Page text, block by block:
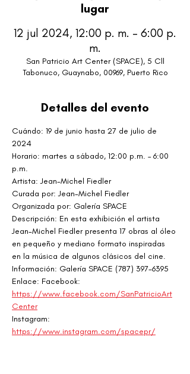
lugar
12 jul 2024, 12:00 p. m. – 6:00 p.
m.
San Patricio Art Center (SPACE), 5 Cll
Tabonuco, Guaynabo, 00969, Puerto Rico
Detalles del evento
Cuándo: 19 de junio hasta 27 de julio de
2024
Horario: martes a sábado, 12:00 p.m. – 6:00
p.m.
Artista: Jean-Michel Fiedler
Curada por: Jean-Michel Fiedler
Organizada por: Galería SPACE
Descripción: En esta exhibición el artista
Jean-Michel Fiedler presenta 17 obras al óleo
en pequeño y mediano formato inspiradas
en la música de algunos clásicos del cine.
Información: Galería SPACE (787) 397-6395
Enlace: Facebook:
https://www.facebook.com/SanPatricioArt
Center
Instagram:
https://www.instagram.com/spacepr/